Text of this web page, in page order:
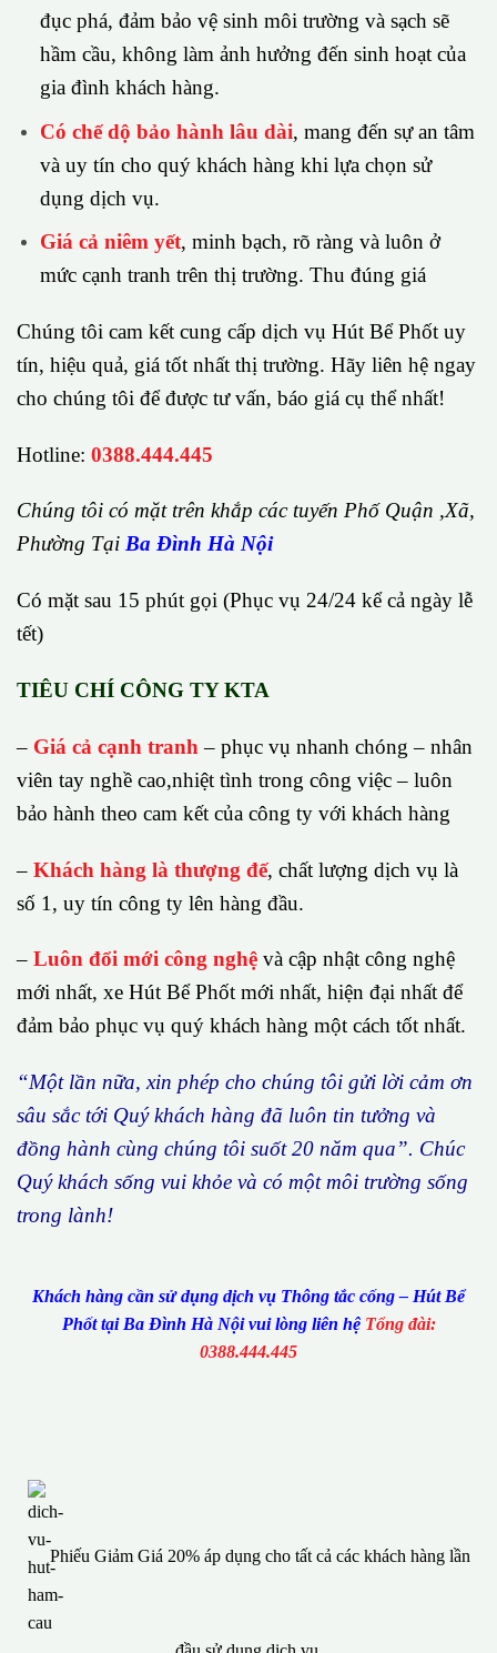
đục phá, đảm bảo vệ sinh môi trường và sạch sẽ
hầm cầu, không làm ảnh hưởng đến sinh hoạt của
gia đình khách hàng.
Có chế dộ bảo hành lâu dài, mang đến sự an tâm
và uy tín cho quý khách hàng khi lựa chọn sử
dụng dịch vụ.
Giá cả niêm yết, minh bạch, rõ ràng và luôn ở
mức cạnh tranh trên thị trường. Thu đúng giá
Chúng tôi cam kết cung cấp dịch vụ Hút Bể Phốt uy
tín, hiệu quả, giá tốt nhất thị trường. Hãy liên hệ ngay
cho chúng tôi để được tư vấn, báo giá cụ thể nhất!
Hotline: 0388.444.445
Chúng tôi có mặt trên khắp các tuyến PhốQuận ,Xã,
Phường Tại Ba Đình Hà Nội
Có mặt sau 15 phút gọi (Phục vụ 24/24 kể cả ngày lễ
tết)
TIÊU CHÍ CÔNG TY KTA
– Giá cả cạnh tranh – phục vụ nhanh chóng – nhân
viên tay nghề cao,nhiệt tình trong công việc – luôn
bảo hành theo cam kết của công ty với khách hàng
– Khách hàng là thượng đế, chất lượng dịch vụ là
số 1, uy tín công ty lên hàng đầu.
– Luôn đổi mới công nghệ và cập nhật công nghệ
mới nhất, xe Hút Bể Phốt mới nhất, hiện đại nhất để
đảm bảo phục vụ quý khách hàng một cách tốt nhất.
“Một lần nữa, xin phép cho chúng tôi gửi lời cảm ơn
sâu sắc tới Quýkhách hàng đã luôn tin tưởng và
đồng hành cùng chúng tôi suốt 20 năm qua”. Chúc
Quýkhách sống vui khỏe và có một môi trường sống
trong lành!
Khách hàng cần sử dụng dịch vụ Thông tắc cống – Hút Bể
Phốt tại Ba Đình Hà Nội vui lòng liên hệ Tổng đài:
0388.444.445
Phiếu Giảm Giá 20% áp dụng cho tất cả các khách hàng lần
đầu sử dụng dịch vụ.